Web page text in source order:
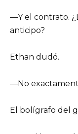
—Y el contrato.
anticipo?
Ethan dudó.
—No
El bolígrafo del